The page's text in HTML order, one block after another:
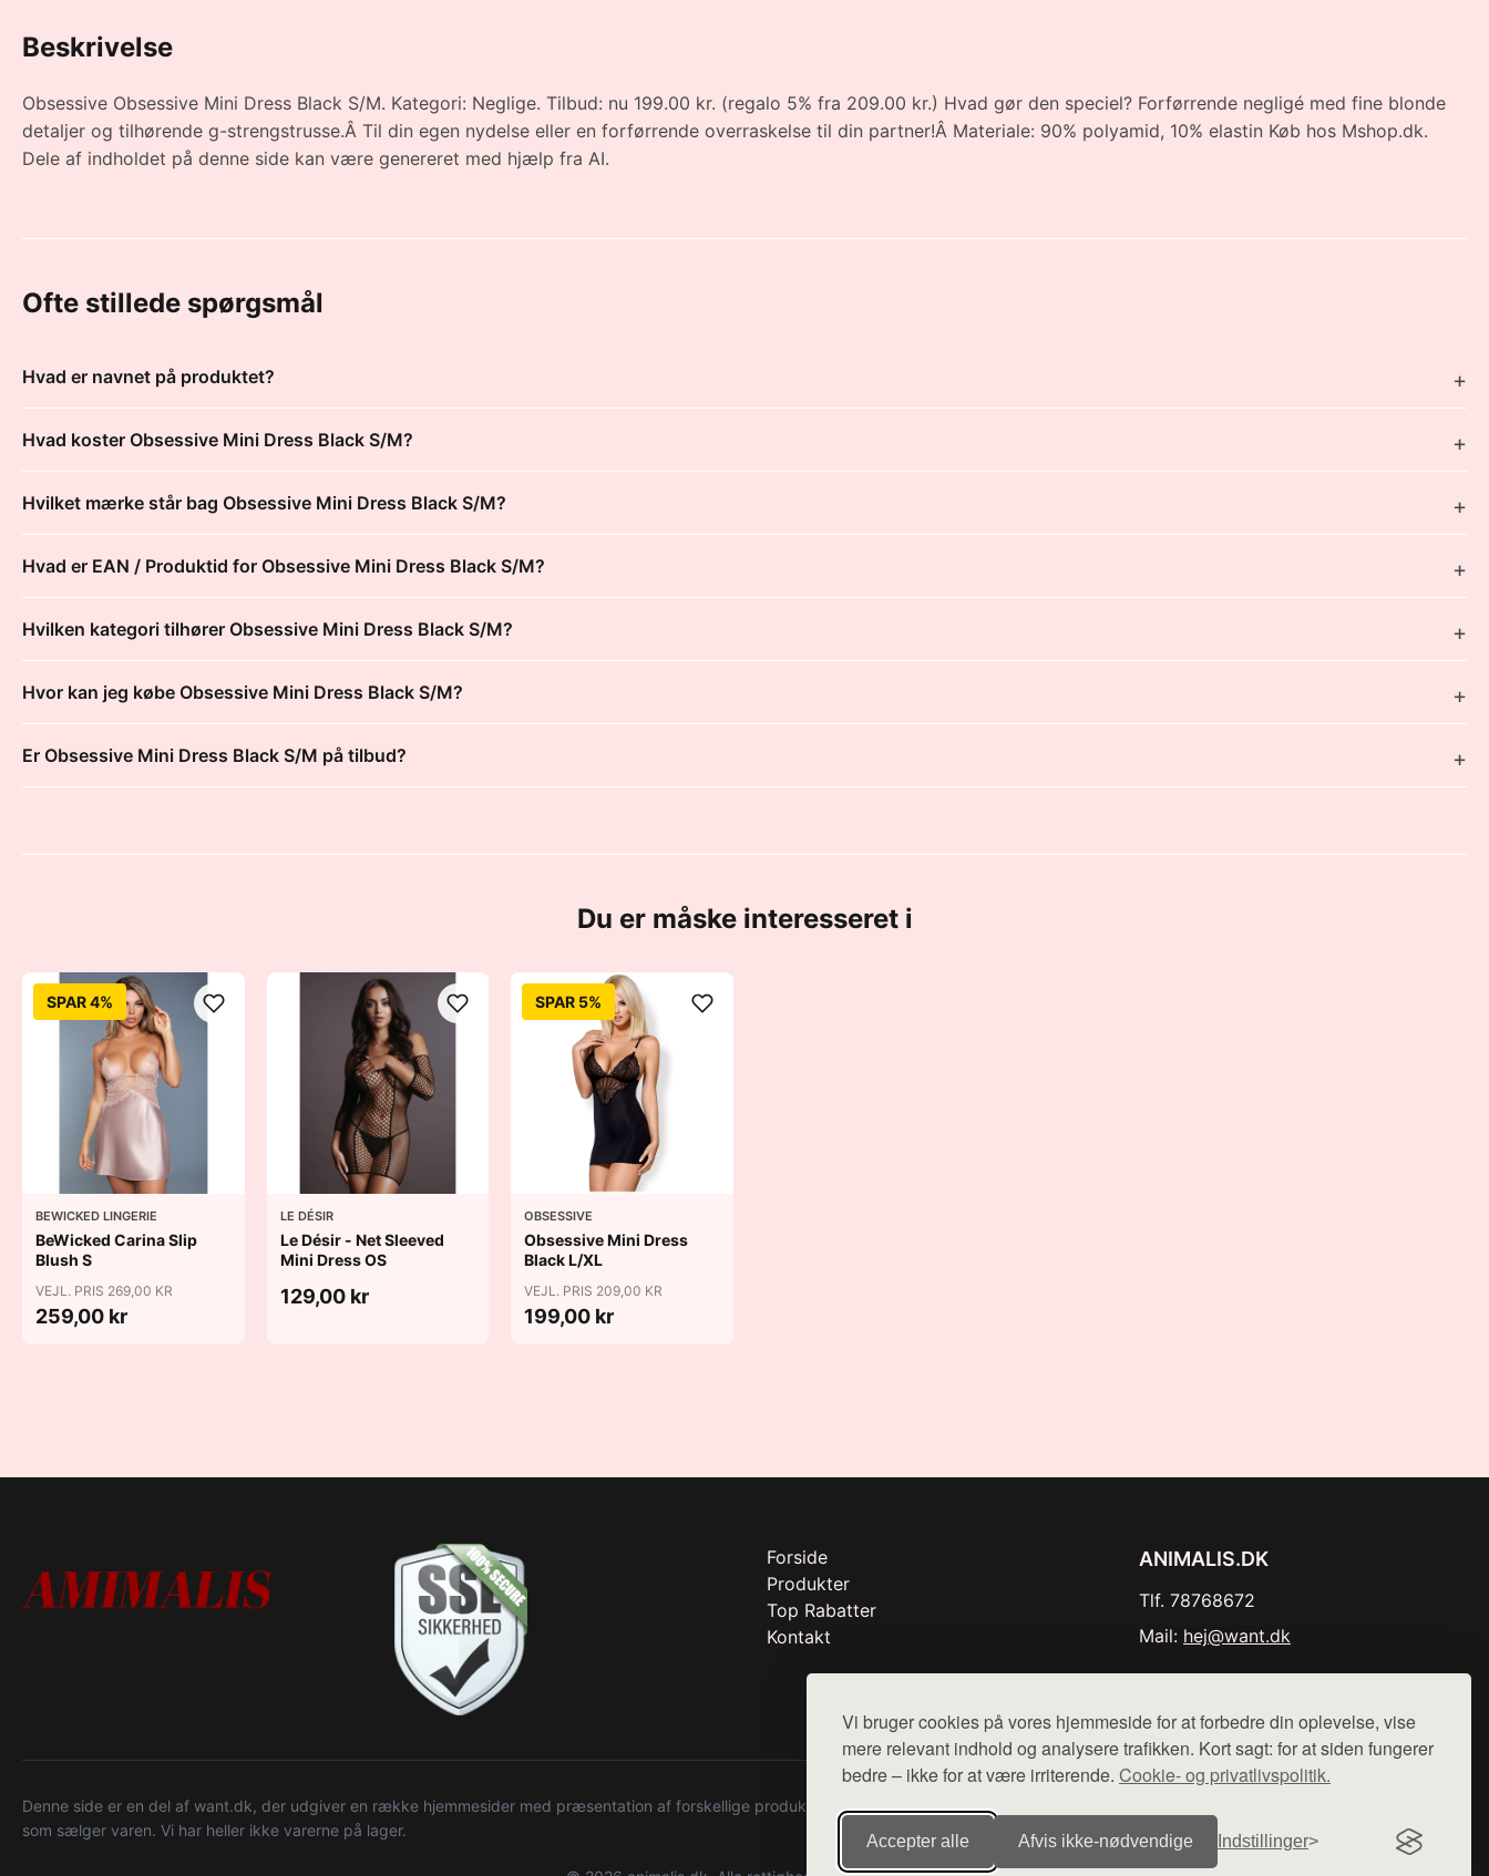
Vi bruger cookies på vores hjemmeside for at forbedre din oplevelse, vise
mere relevant indhold og analysere trafikken. Kort sagt: for at siden fungerer
bedre – ikke for at være irriterende. Cookie- og privatlivspolitik.
Accepter alle Afvis ikke‑nødvendige Indstillinger
Beskrivelse
Obsessive Obsessive Mini Dress Black S/M. Kategori: Neglige. Tilbud: nu 199.00 kr. (regalo 5% fra 209.00 kr.) Hvad gør den speciel? Forførrende negligé med fine blonde
detaljer og tilhørende g-strengstrusse.Â Til din egen nydelse eller en forførrende overraskelse til din partner!Â Materiale: 90% polyamid, 10% elastin Køb hos Mshop.dk.
Dele af indholdet på denne side kan være genereret med hjælp fra AI.
Ofte stillede spørgsmål
Hvad er navnet på produktet?
Hvad koster Obsessive Mini Dress Black S/M?
Hvilket mærke står bag Obsessive Mini Dress Black S/M?
Hvad er EAN / Produktid for Obsessive Mini Dress Black S/M?
Hvilken kategori tilhører Obsessive Mini Dress Black S/M?
Hvor kan jeg købe Obsessive Mini Dress Black S/M?
Er Obsessive Mini Dress Black S/M på tilbud?
Du er måske interesseret i
SPAR 4%
BEWICKED LINGERIE
BeWicked Carina Slip
Blush S
VEJL. PRIS 269,00 KR
259,00 kr
LE DÉSIR
Le Désir - Net Sleeved
Mini Dress OS
129,00 kr
SPAR 5%
OBSESSIVE
Obsessive Mini Dress
Black L/XL
VEJL. PRIS 209,00 KR
199,00 kr
Forside
Produkter
Top Rabatter
Kontakt
ANIMALIS.DK
Tlf. 78768672
Mail: hej@want.dk
Denne side er en del af want.dk, der udgiver en række hjemmesider med præsentation af forskellige produkter fra diverse webshops. Der sælges ikke varer fra denne side - vi henviser til de shops,
som sælger varen. Vi har heller ikke varerne på lager.